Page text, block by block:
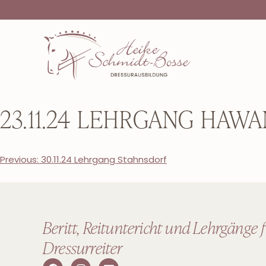
23.11.24 LEHRGANG
Previous: 30.11.24 Lehrgang Stahnsdorf
Beritt, Reituntericht und Lehrgänge
Dressurreiter